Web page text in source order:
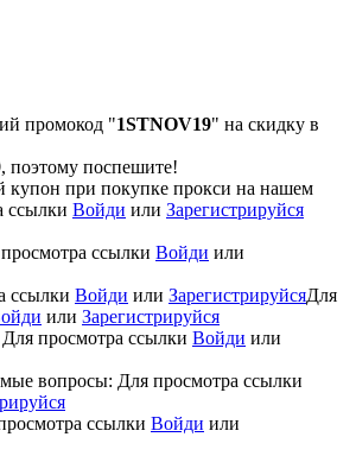
промокод "1STNOV19" на скидку в
, поэтому поспешите!
купон при покупке прокси на нашем
ссылки Войди или Зарегистрируйся
ссылки Войди или
ссылки Войди или ЗарегистрируйсяДля
или Зарегистрируйся
Для просмотра ссылки Войди или
вопросы: Для просмотра ссылки
ссылки Войди или